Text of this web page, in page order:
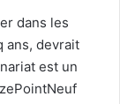
dans les
ans, devrait
est un